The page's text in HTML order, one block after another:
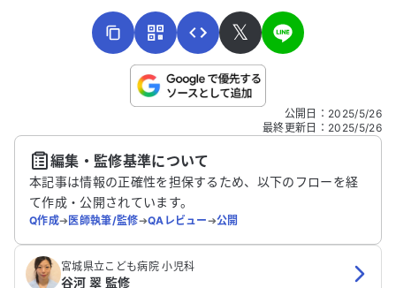
こちらは送信専用のフォームです。氏名やご自身の病気の詳細な
送信する
𝕏
公開日 ： 2025/5/26
最終更新日 ： 2025/5/26
編集・監修基準について
本記事は情報の正確性を担保するため、以下のフローを経
て作成・公開されています。
Q作成➔医師執筆/監修➔QAレビュー➔公開
宮城県立こども病院 小児科
谷河 翠 監修